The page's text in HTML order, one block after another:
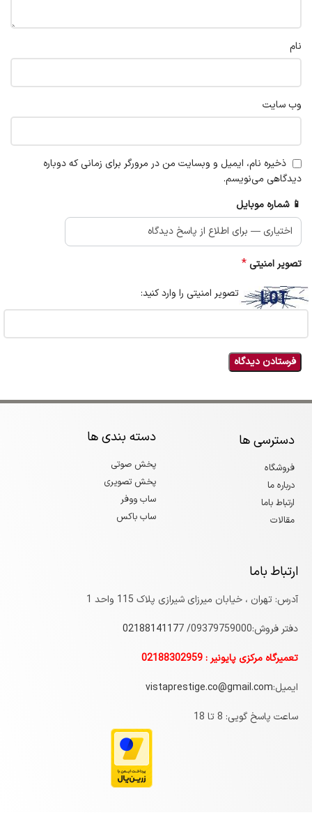
نام
وب‌ سایت
ذخیره نام، ایمیل و وبسایت من در مرورگر برای زمانی که دوباره
دیدگاهی می‌نویسم.
📱 شماره موبایل
تصویر امنیتی*
تصویر امنیتی را وارد کنید:
دسترسی ها
فروشگاه
درباره ما
ارتباط باما
مقالات
دسته بندی ها
پخش صوتی
پخش تصویری
ساب ووفر
ساب باکس
ارتباط باما
آدرس: تهران ، خیابان میرزای شیرازی پلاک 115 واحد 1
دفتر فروش:09379759000/
02188141177
تعمیرگاه مرکزی پایونیر : 02188302959
ایمیل:vistaprestige.co@gmail.com
ساعت پاسخ گویی: 8 تا 18